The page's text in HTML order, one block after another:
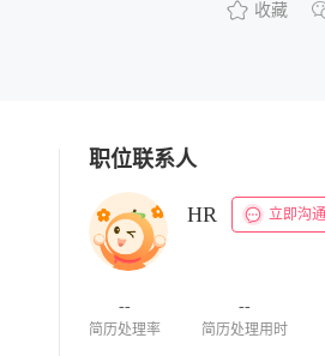
收藏
职位联系人
HR 立即沟通
--
简历处理率
--
简历处理用时